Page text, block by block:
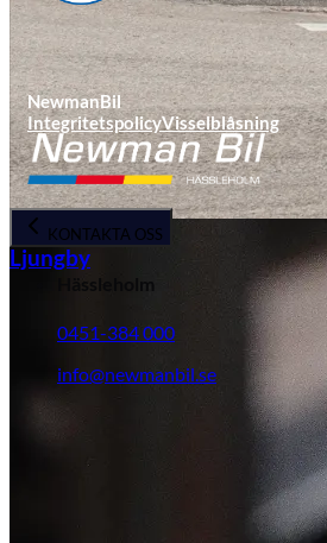
Ljungby
NewmanBil
IntegritetspolicyVisselblåsning
KONTAKTA OSS
Hässleholm
0451-384 000
info@newmanbil.se